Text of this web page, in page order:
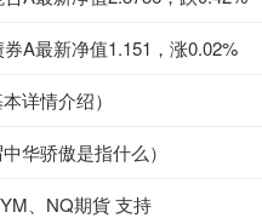
A最新净值1.151，涨0.02%
详情介绍）
华骄傲是指什么）
、NQ期貨 支持